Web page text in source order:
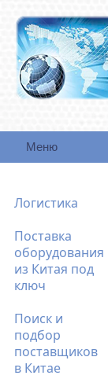
Меню
Логистика
Поставка
оборудования
из Китая под
ключ
Поиск и
подбор
поставщиков
в Китае